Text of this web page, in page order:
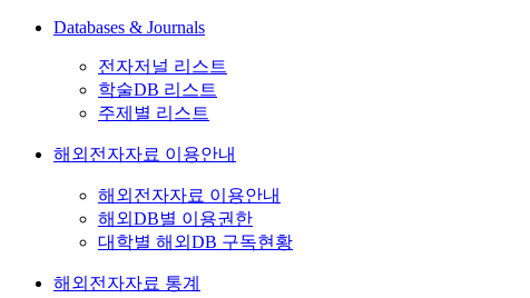
Databases & Journals
전자저널 리스트
학술DB 리스트
주제별 리스트
해외전자자료 이용안내
해외전자자료 이용안내
해외DB별 이용권한
대학별 해외DB 구독현황
해외전자자료 통계